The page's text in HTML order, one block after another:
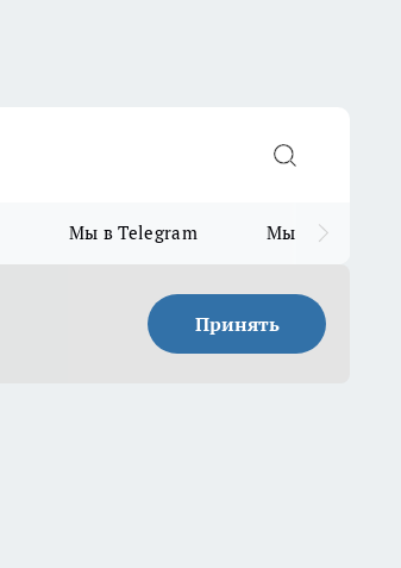
Мы в Telegram Мы в MAX
Принять